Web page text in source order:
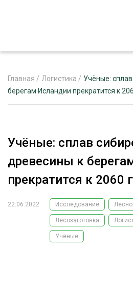
ЛЕСНОЕ ХОЗЯЙСТВО
ЛЕСОЗАГОТОВКА
ОБРАБОТКА ДРЕВЕСИНЫ
ЭКСПЕРТНОЕ МНЕНИЕ
Главная / Логистика / Учёные:
берегам Исландии прекратится к
Учёные: сплав
древесины к
прекратится к 2060
22.06.2022 Исследование
Лесозаготовка
Ученые